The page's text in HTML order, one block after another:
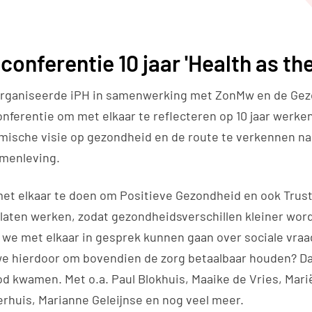
10 jaar 'Health as
iPH in samenwerking met ZonMw en de
om met elkaar te reflecteren op 10 jaar
visie op gezondheid en de route te verkennen
elkaar te doen om Positieve Gezondheid en ook
werken, zodat gezondheidsverschillen kleiner
met elkaar in gesprek kunnen gaan over sociale
hierdoor om bovendien de zorg betaalbaar houden?
kwamen. Met o.a. Paul Blokhuis, Maaike de Vries,
Marianne Geleijnse en nog veel meer.